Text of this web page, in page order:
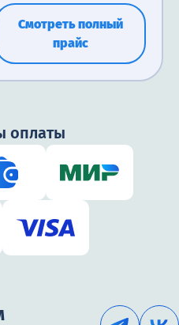
Смотреть полный
прайс
оплаты